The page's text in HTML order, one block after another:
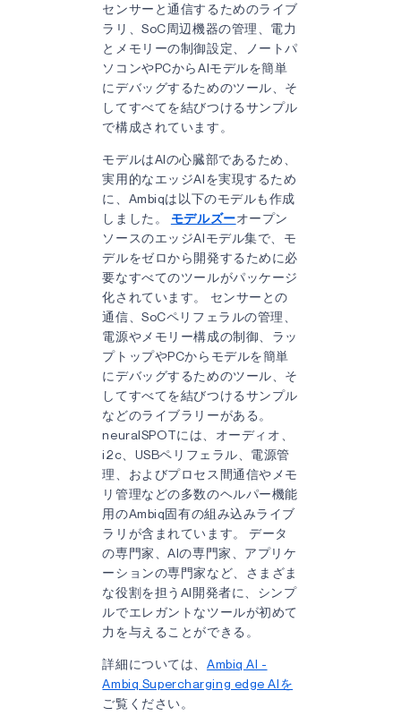
センサーと通信するためのライブ
ラリ、SoC周辺機器の管理、電力
とメモリーの制御設定、ノートパ
ソコンやPCからAIモデルを簡単
にデバッグするためのツール、そ
してすべてを結びつけるサンプル
で構成されています。
モデルはAIの心臓部であるため、
実用的なエッジAIを実現するため
に、Ambiqは以下のモデルも作成
しました。 モデルズーオープン
ソースのエッジAIモデル集で、モ
デルをゼロから開発するために必
要なすべてのツールがパッケージ
化されています。 センサーとの
通信、SoCペリフェラルの管理、
電源やメモリー構成の制御、ラッ
プトップやPCからモデルを簡単
にデバッグするためのツール、そ
してすべてを結びつけるサンプル
などのライブラリーがある。
neuralSPOTには、オーディオ、
i2c、USBペリフェラル、電源管
理、およびプロセス間通信やメモ
リ管理などの多数のヘルパー機能
用のAmbiq固有の組み込みライブ
ラリが含まれています。 データ
の専門家、AIの専門家、アプリケ
ーションの専門家など、さまざま
な役割を担うAI開発者に、シンプ
ルでエレガントなツールが初めて
力を与えることができる。
詳細については、 Ambiq AI -
Ambiq Supercharging edge AIを
ご覧ください。